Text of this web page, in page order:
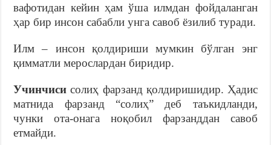
вафотидан кейин ҳам ўша илмдан фойдаланган
ҳар бир инсон сабабли унга савоб ёзилиб туради.
Илм – инсон қолдириши мумкин бўлган энг
қимматли мерослардан биридир.
Учинчисисолиҳ фарзанд қолдиришидир. Ҳадис
матнида фарзанд “солиҳ” деб таъкидланди,
чунки ота-онага ноқобил фарзанддан савоб
етмайди.